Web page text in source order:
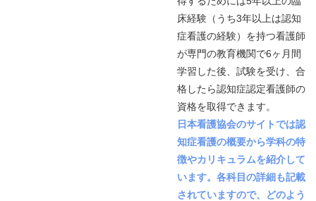
床経験（うち3年以上は認知
症看護の経験）を持つ看護師
が専門の教育機関で6ヶ月間
学習した後、試験を受け、合
格したら認知症認定看護師の
資格を取得できます。
日本看護協会のサイトでは認
知症看護の概要から学科の特
徴やカリキュラムを紹介して
います。各科目の詳細も記載
されていますので、どのよう